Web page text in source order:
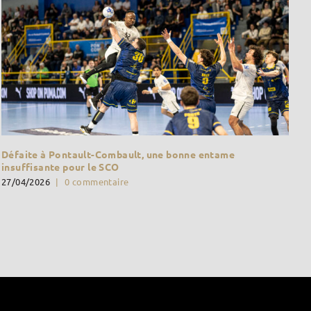
Défaite à Pontault-Combault, une bonne entame
insuffisante pour le SCO
27/04/2026 | 0 commentaire